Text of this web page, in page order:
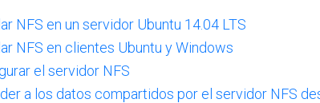
NFS en un servidor Ubuntu 14.04 LTS
NFS en clientes Ubuntu y Windows
el servidor NFS
a los datos compartidos por el servidor NFS